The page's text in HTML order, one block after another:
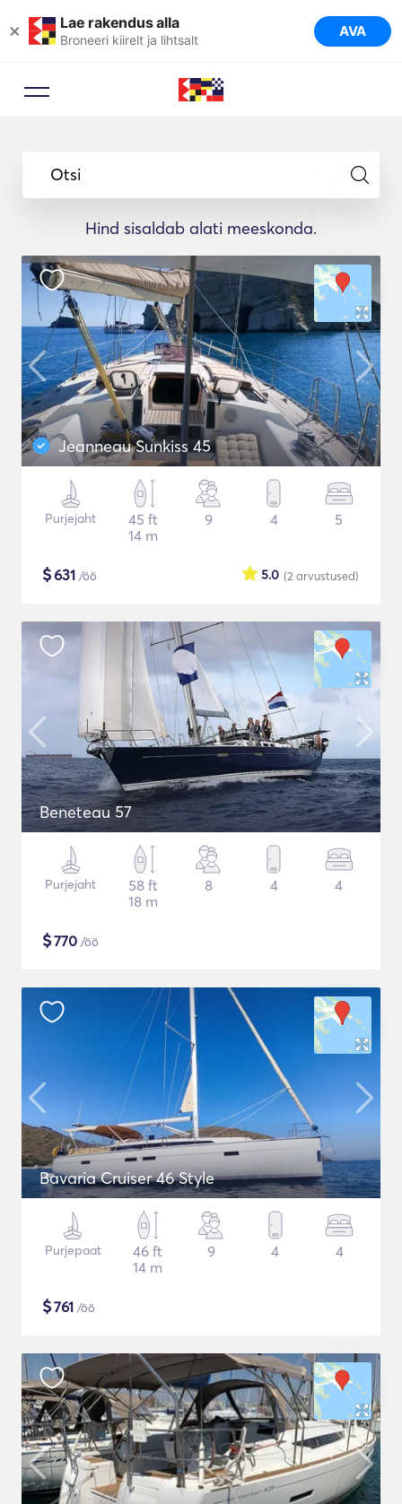
× Lae rakendus alla
Broneeri kiirelt ja lihtsalt AVA
Otsi
Hind sisaldab alati meeskonda.
Jeanneau Sunkiss 45
Purjejaht
45 ft
14 m
9 4 5
$631 /öö (2 arvustused)
5.0
Beneteau 57
Purjejaht
58 ft
18 m
8 4 4
$770 /öö
Bavaria Cruiser 46 Style
Purjepaat
46 ft
14 m
9 4 4
$761 /öö